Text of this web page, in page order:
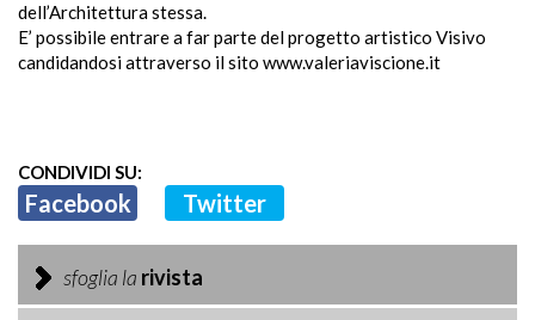
dell’Architettura stessa.
E’ possibile entrare a far parte del progetto artistico Visivo
candidandosi attraverso il sito www.valeriaviscione.it
CONDIVIDI SU:
Facebook Twitter
sfoglia la rivista